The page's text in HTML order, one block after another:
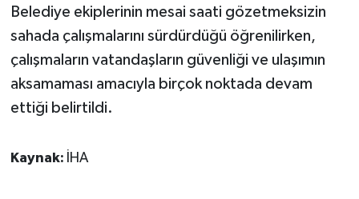
Belediye ekiplerinin mesai saati gözetmeksizin
sahada çalışmalarını sürdürdüğü öğrenilirken,
çalışmaların vatandaşların güvenliği ve ulaşımın
aksamaması amacıyla birçok noktada devam
ettiği belirtildi.
Kaynak: İHA